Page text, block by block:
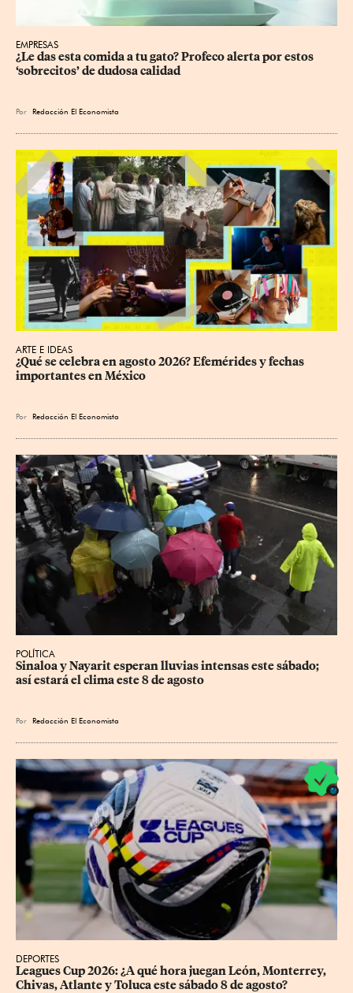
EMPRESAS
¿Le das esta comida a tu gato? Profeco alerta por estos
‘sobrecitos’ de dudosa calidad
Por Redacción El Economista
ARTE E IDEAS
¿Qué se celebra en agosto 2026? Efemérides y fechas
importantes en México
Por Redacción El Economista
POLÍTICA
Sinaloa y Nayarit esperan lluvias intensas este sábado;
así estará el clima este 8 de agosto
Por Redacción El Economista
DEPORTES
Leagues Cup 2026: ¿A qué hora juegan León, Monterrey,
Chivas, Atlante y Toluca este sábado 8 de agosto?